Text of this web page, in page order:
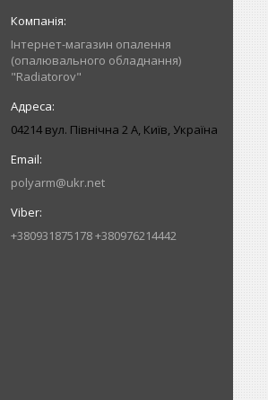
Інтернет-магазин опалення
(опалювального обладнання)
"Radiatorov"
04214 вул. Північна 2 А, Київ, Україна
polyarm@ukr.net
+380931875178 +380976214442